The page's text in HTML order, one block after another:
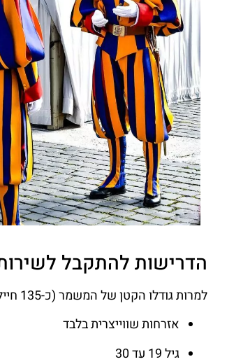
הדרישות להתקבל
למרות גודלו הקטן של המשמר (כ-135 חיילים בלבד), הדרך להצטרף לשורותיו רצופה תנאים מחמירים:
אזרחות שווייצרית בלבד
גיל 19 עד 30